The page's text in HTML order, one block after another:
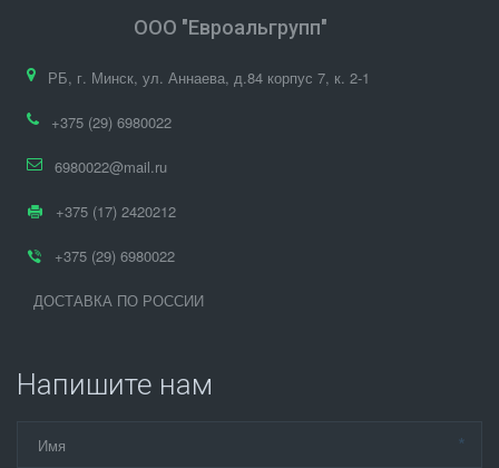
ООО "Евроальгрупп"
РБ, г. Минск, ул. Аннаева, д.84 корпус 7, к. 2-1
+375 (29) 6980022
6980022@mail.ru
+375 (17) 2420212
+375 (29) 6980022
ДОСТАВКА ПО РОССИИ
Напишите нам
*